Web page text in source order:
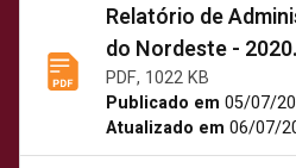
Relatório de
do Nordeste -
PDF, 1022 KB
Publicado em 05/07/
Atualizado em 06/07/